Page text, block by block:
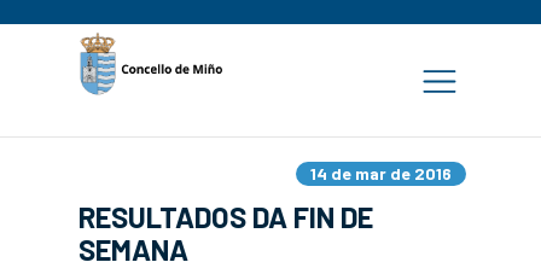
14 de mar de 2016
RESULTADOS DA FIN DE
SEMANA